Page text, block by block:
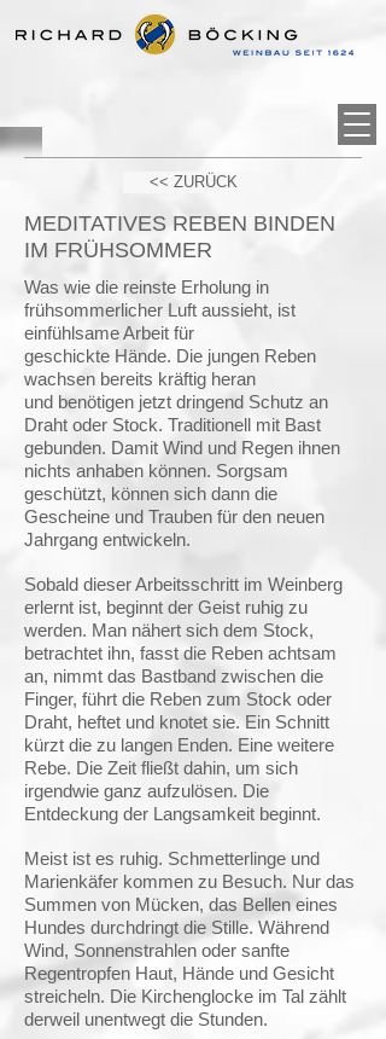
<< ZURÜCK
MEDITATIVES REBEN BINDEN
IM FRÜHSOMMER
Was wie die reinste Erholung in
frühsommerlicher Luft aussieht, ist
einfühlsame Arbeit für
geschickte Hände. Die jungen Reben
wachsen bereits kräftig heran
und benötigen jetzt dringend Schutz an
Draht oder Stock. Traditionell mit Bast
gebunden. Damit Wind und Regen ihnen
nichts anhaben können. Sorgsam
geschützt, können sich dann die
Gescheine und Trauben für den neuen
Jahrgang entwickeln.
Sobald dieser Arbeitsschritt im Weinberg
erlernt ist, beginnt der Geist ruhig zu
werden. Man nähert sich dem Stock,
betrachtet ihn, fasst die Reben achtsam
an, nimmt das Bastband zwischen die
Finger, führt die Reben zum Stock oder
Draht, heftet und knotet sie. Ein Schnitt
kürzt die zu langen Enden. Eine weitere
Rebe. Die Zeit fließt dahin, um sich
irgendwie ganz aufzulösen. Die
Entdeckung der Langsamkeit beginnt.
Meist ist es ruhig. Schmetterlinge und
Marienkäfer kommen zu Besuch. Nur das
Summen von Mücken, das Bellen eines
Hundes durchdringt die Stille. Während
Wind, Sonnenstrahlen oder sanfte
Regentropfen Haut, Hände und Gesicht
streicheln. Die Kirchenglocke im Tal zählt
derweil unentwegt die Stunden.